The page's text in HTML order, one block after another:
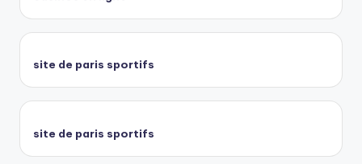
site de paris sportifs
site de paris sportifs